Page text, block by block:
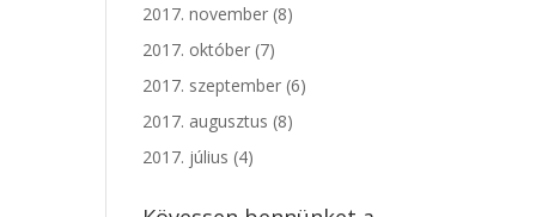
2017. november (8)
2017. október (7)
2017. szeptember (6)
2017. augusztus (8)
2017. július (4)